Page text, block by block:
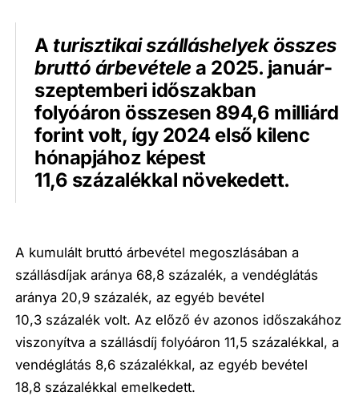
A turisztikai szálláshelyek összes
bruttó árbevételea 2025. január-
szeptemberi időszakban
folyóáron összesen 894,6 milliárd
forint volt, így 2024 első kilenc
hónapjához képest
11,6 százalékkal növekedett.
A kumulált bruttó árbevétel megoszlásában a
szállásdíjak aránya 68,8 százalék, a vendéglátás
aránya 20,9 százalék, az egyéb bevétel
10,3 százalék volt. Az előző év azonos időszakához
viszonyítva a szállásdíj folyóáron 11,5 százalékkal, a
vendéglátás 8,6 százalékkal, az egyéb bevétel
18,8 százalékkal emelkedett.